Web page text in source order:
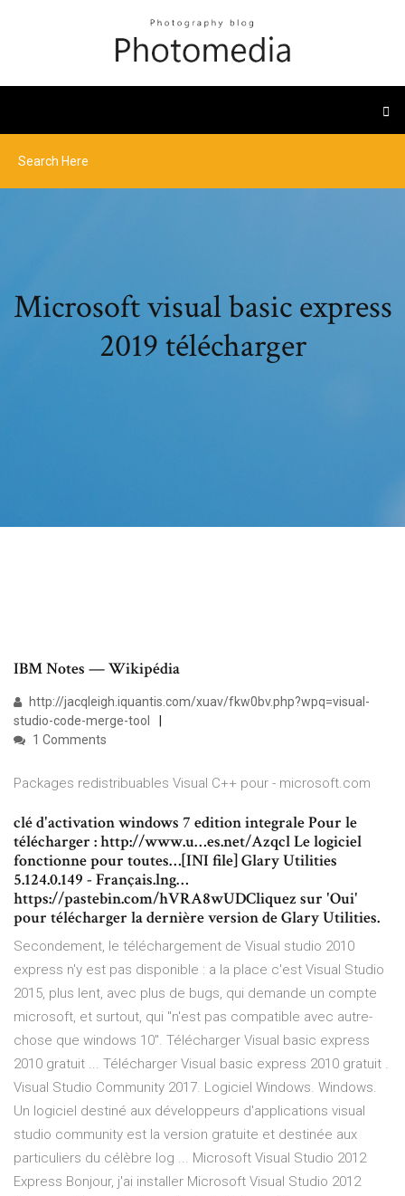
Microsoft visual basic express
2019 télécharger
IBM Notes — Wikipédia
http://jacqleigh.iquantis.com/xuav/fkw0bv.php?wpq=visual-
studio-code-merge-tool
1 Comments
Packages redistribuables Visual C++ pour - microsoft.com
clé d'activation windows 7 edition integrale Pour le
télécharger : http://www.u…es.net/Azqcl Le logiciel
fonctionne pour toutes…[INI file] Glary Utilities
5.124.0.149 - Français.lng…
https://pastebin.com/hVRA8wUDCliquez sur 'Oui'
pour télécharger la dernière version de Glary Utilities.
Secondement, le téléchargement de Visual studio 2010
express n'y est pas disponible : a la place c'est Visual Studio
2015, plus lent, avec plus de bugs, qui demande un compte
microsoft, et surtout, qui "n'est pas compatible avec autre-
chose que windows 10". Télécharger Visual basic express
2010 gratuit ... Télécharger Visual basic express 2010 gratuit .
Visual Studio Community 2017. Logiciel Windows. Windows.
Un logiciel destiné aux développeurs d'applications visual
studio community est la version gratuite et destinée aux
particuliers du célèbre log ... Microsoft Visual Studio 2012
Express Bonjour, j'ai installer Microsoft Visual Studio 2012